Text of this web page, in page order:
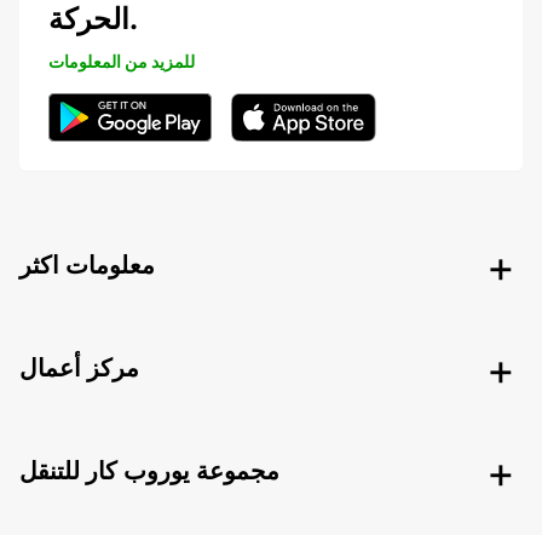
الحركة.
للمزيد من المعلومات
معلومات اكثر
مركز أعمال
مجموعة يوروب كار للتنقل